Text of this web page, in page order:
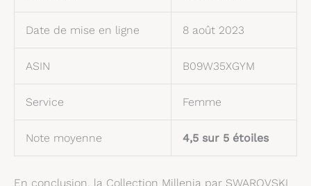
Date de mise en ligne 8 août 2023
ASIN B09W35XGYM
Service Femme
Note moyenne 4,5 sur 5 étoiles
En conclusion, la Collection Millenia par SWAROVSKI